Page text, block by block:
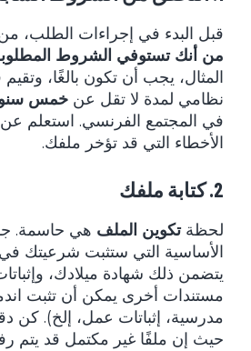
قبل البدء في إجراءات الطلب،
من أنك تستوفي الشروط
المثال، يجب أن تكون بالغًا،
نظامي لمدة لا تقل عن خمس
في المجتمع الفرنسي. استعلم عن
الأخطاء التي قد تؤخر ملفك.
2. كتابة ملفك
لحظةتكوين الملف هي حاسمة.
الأساسية التي ستثبت شرعيتك في
يتضمن ذلك شهادة ميلادك،
مستندات أخرى يمكن أن تثبت
مدرسية، إثباتات عمل، إلخ). كن
حيث إن ملفًا غير مكتمل قد يتم